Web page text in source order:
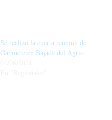
Se realizó la cuarta reunión de
Gabinete en Bajada del Agrio